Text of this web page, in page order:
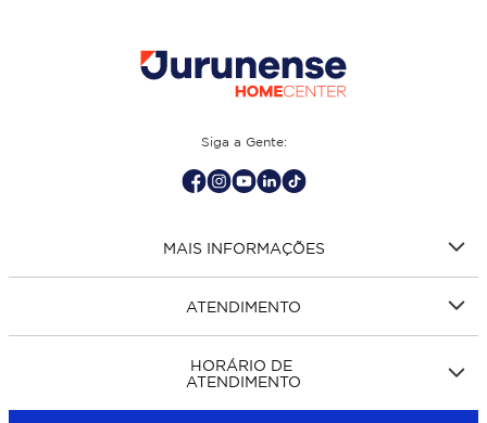
Siga a Gente:
MAIS INFORMAÇÕES
ATENDIMENTO
HORÁRIO DE
ATENDIMENTO